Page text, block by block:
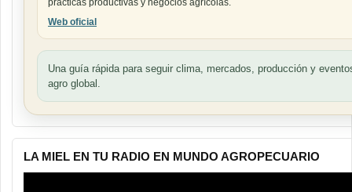
prácticas productivas y negocios agrícolas.
Web oficial
Una guía rápida para seguir clima, mercados, producción y
agro global.
LA MIEL EN TU RADIO EN MUNDO AGROPECUARIO